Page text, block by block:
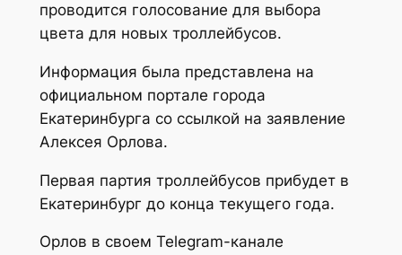
проводится голосование для выбора
цвета для новых троллейбусов.
Информация была представлена на
официальном портале города
Екатеринбурга со ссылкой на заявление
Алексея Орлова.
Первая партия троллейбусов прибудет в
Екатеринбург до конца текущего года.
Орлов в своем Telegram-канале